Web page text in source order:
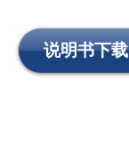
说明书下载